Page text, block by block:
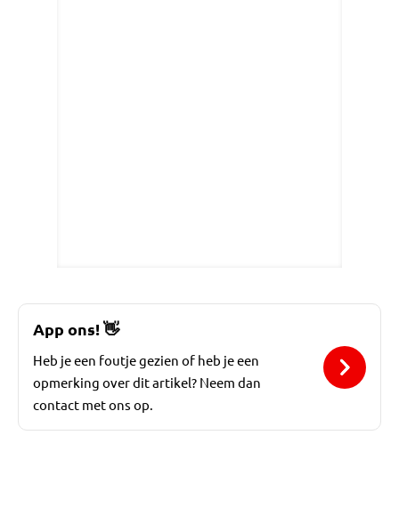
App ons!👋
Heb je een foutje gezien of heb je een
opmerking over dit artikel? Neem dan
contact met ons op.